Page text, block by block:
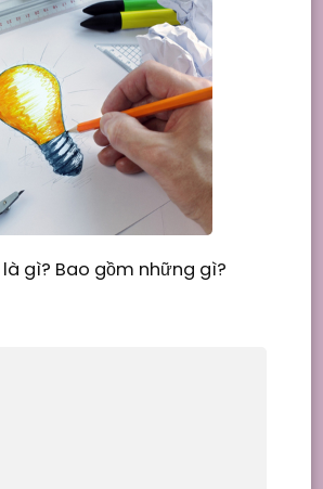
gì? Bao gồm những gì?